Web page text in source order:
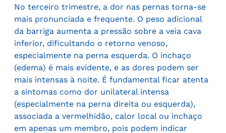
No terceiro trimestre, a dor nas pernas torna-se
mais pronunciada e frequente. O peso adicional
da barriga aumenta a pressão sobre a veia cava
inferior, dificultando o retorno venoso,
especialmente na perna esquerda. O inchaço
(edema) é mais evidente, e as dores podem ser
mais intensas à noite. É fundamental ficar atenta
a sintomas como dor unilateral intensa
(especialmente na perna direita ou esquerda),
associada a vermelhidão, calor local ou inchaço
em apenas um membro, pois podem indicar